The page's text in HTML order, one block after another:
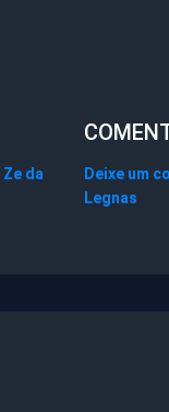
Ze da
Deixe um
Legnas